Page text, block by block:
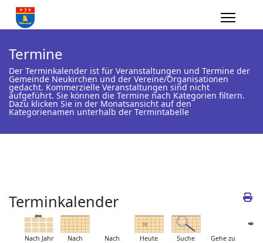
Termine
Der Terminkalender ist für Veranstaltungen und Termine der
Gemeinde Neukirchen und der Vereine/Organisationen
gedacht. Kommerzielle Veranstaltungen sind nicht
aufgeführt. Sie können die Termine nach Kategorien filtern.
Dazu klicken Sie in der Monatsansicht auf den
Kategorienamen unterhalb der Termintabelle
Terminkalender
Nach Jahr
Nach
Nach
Heute Suche
Gehe zu